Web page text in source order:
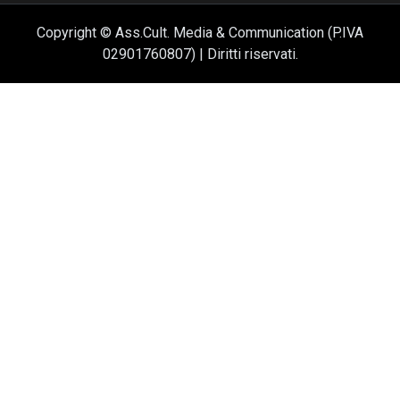
Copyright © Ass.Cult. Media & Communication (P.IVA
02901760807) | Diritti riservati.